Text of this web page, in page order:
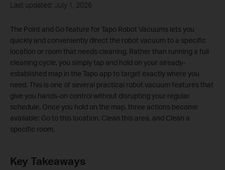
Last updated: July 1, 2026
The Point and Go feature for Tapo Robot Vacuums lets you
quickly and conveniently direct the robot vacuum to a specific
location or room that needs cleaning. Rather than running a full
cleaning cycle, you simply tap and hold on your already-
established map in the Tapo app to target exactly where you
need. This is one of several practical robot vacuum features that
give you hands-on control without disrupting your regular
schedule. Once you hold on the map, three actions become
available: Go to this location, Clean this area, and Clean a
specific room.
Key Takeaways